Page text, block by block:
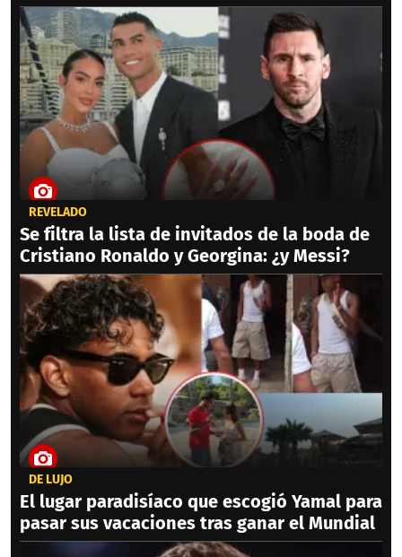
REVELADO
Se filtra la lista de invitados de la boda de
Cristiano Ronaldo y Georgina: ¿y Messi?
DE LUJO
El lugar paradisíaco que escogió Yamal para
pasar sus vacaciones tras ganar el Mundial